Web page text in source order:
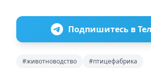
Подпишитесь в
#животноводство
#птицефабрика